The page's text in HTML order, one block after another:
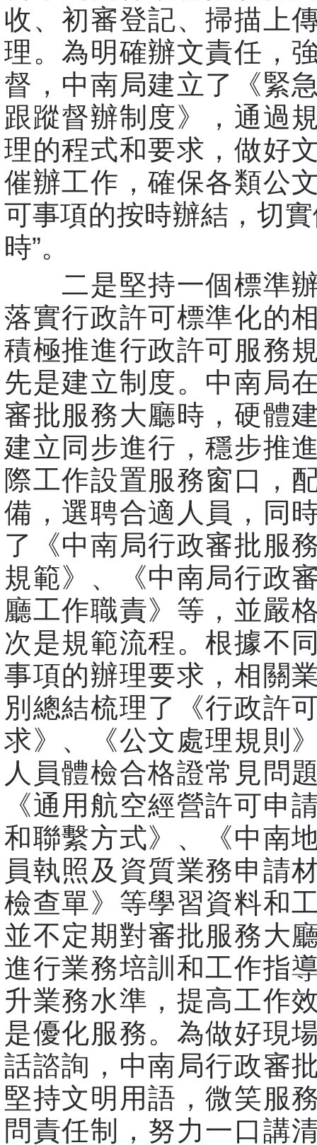
收、初審登記、掃描上
理。為明確辦文責任，
督，中南局建立了《緊
跟蹤督辦制度》，通過
理的程式和要求，做好
催辦工作，確保各類公
可事項的按時辦結，切實
時”。
二是堅持一個標準辦
落實行政許可標準化的
積極推進行政許可服務
先是建立制度。中南局
審批服務大廳時，硬體
建立同步進行，穩步推
際工作設置服務窗口，
備，選聘合適人員，同
了《中南局行政審批服
規範》、《中南局行政
廳工作職責》等，並嚴
次是規範流程。根據不
事項的辦理要求，相關
別總結梳理了《行政許
求》、《公文處理規則
人員體檢合格證常見問
《通用航空經營許可申
和聯繫方式》、《中南
員執照及資質業務申請
檢查單》等學習資料和
並不定期對審批服務大
進行業務培訓和工作指
升業務水準，提高工作
是優化服務。為做好現
話諮詢，中南局行政審
堅持文明用語，微笑服
問責任制，努力一口講